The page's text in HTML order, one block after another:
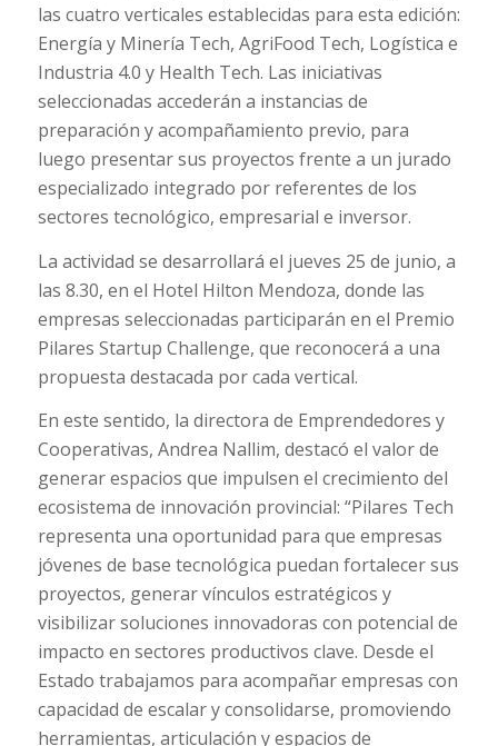
las cuatro verticales establecidas para esta edición:
Energía y Minería Tech, AgriFood Tech, Logística e
Industria 4.0 y Health Tech. Las iniciativas
seleccionadas accederán a instancias de
preparación y acompañamiento previo, para
luego presentar sus proyectos frente a un jurado
especializado integrado por referentes de los
sectores tecnológico, empresarial e inversor.
La actividad se desarrollará el jueves 25 de junio, a
las 8.30, en el Hotel Hilton Mendoza, donde las
empresas seleccionadas participarán en el Premio
Pilares Startup Challenge, que reconocerá a una
propuesta destacada por cada vertical.
En este sentido, la directora de Emprendedores y
Cooperativas, Andrea Nallim, destacó el valor de
generar espacios que impulsen el crecimiento del
ecosistema de innovación provincial: “Pilares Tech
representa una oportunidad para que empresas
jóvenes de base tecnológica puedan fortalecer sus
proyectos, generar vínculos estratégicos y
visibilizar soluciones innovadoras con potencial de
impacto en sectores productivos clave. Desde el
Estado trabajamos para acompañar empresas con
capacidad de escalar y consolidarse, promoviendo
herramientas, articulación y espacios de